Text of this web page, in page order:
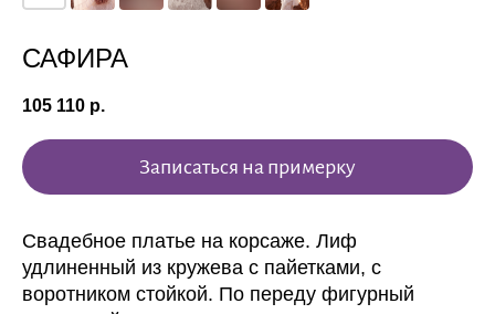
САФИРА
105 110 р.
Записаться на примерку
Свадебное платье на корсаже. Лиф
удлиненный из кружева с пайетками, с
воротником стойкой. По переду фигурный